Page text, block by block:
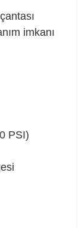
imkanı
PSI)